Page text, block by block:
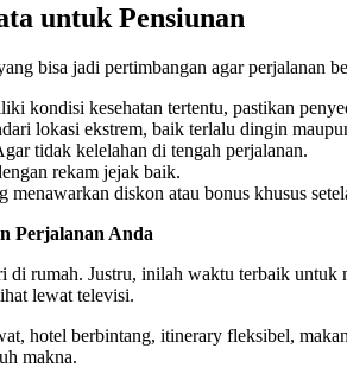
untuk Pensiunan
bisa jadi pertimbangan agar perjalanan
kondisi kesehatan tertentu, pastikan
lokasi ekstrem, baik terlalu dingin
tidak kelelahan di tengah perjalanan.
rekam jejak baik.
menawarkan diskon atau bonus khusus
Perjalanan Anda
di rumah. Justru, inilah waktu terbaik
lewat televisi.
hotel berbintang, itinerary fleksibel,
makna.